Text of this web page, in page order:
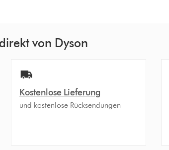
von Dyson
Kostenlose Lieferung
und kostenlose Rücksendungen